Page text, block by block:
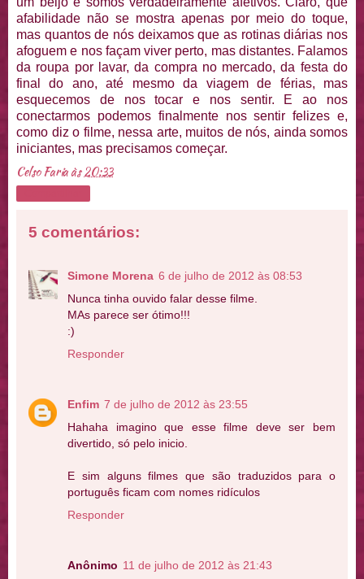
afabilidade não se mostra apenas por meio do toque,
mas quantos de nós deixamos que as rotinas diárias nos
afoguem e nos façam viver perto, mas distantes. Falamos
da roupa por lavar, da compra no mercado, da festa do
final do ano, até mesmo da viagem de férias, mas
esquecemos de nos tocar e nos sentir. E ao nos
conectarmos podemos finalmente nos sentir felizes e,
como diz o filme, nessa arte, muitos de nós, ainda somos
iniciantes, mas precisamos começar.
Celso Fariaàs20:33
5 comentários:
Simone Morena 6 de julho de 2012 às 08:53
Nunca tinha ouvido falar desse filme.
MAs parece ser ótimo!!!
:)
Responder
Enfim 7 de julho de 2012 às 23:55
Hahaha imagino que esse filme deve ser bem
divertido, só pelo inicio.
E sim alguns filmes que são traduzidos para o
português ficam com nomes ridículos
Responder
Anônimo 11 de julho de 2012 às 21:43